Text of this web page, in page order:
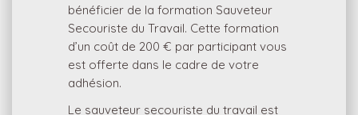
bénéficier de la formation Sauveteur
Secouriste du Travail. Cette formation
d’un coût de 200 € par participant vous
est offerte dans le cadre de votre
adhésion.
Le sauveteur secouriste du travail est